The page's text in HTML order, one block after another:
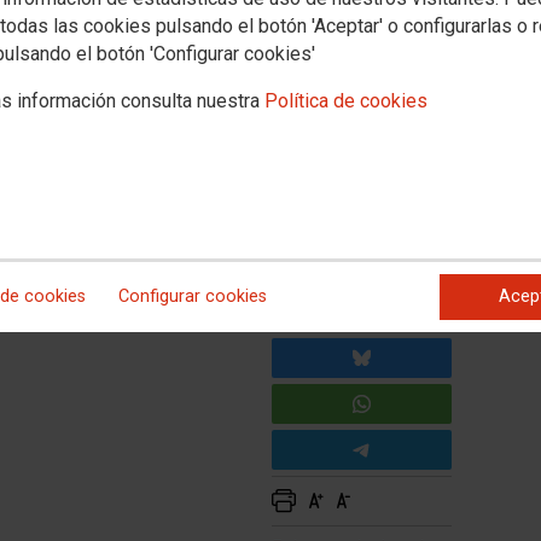
las cookies pulsando el botón 'Aceptar' o configurarlas o
el botón 'Configurar cookies'
información consulta nuestra Política de cookies
cookies Configurar cookies
curso 2025-2026.
definitivos de las
y denegadas